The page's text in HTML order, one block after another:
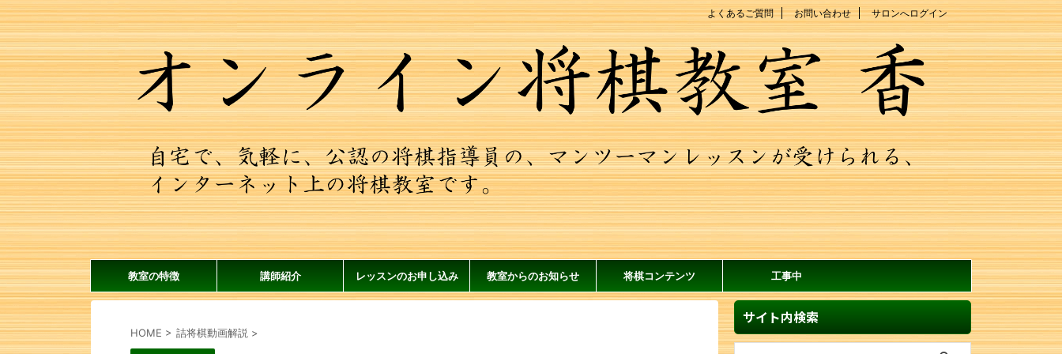
よくあるご質問 お問い合わせ サロンへログイン
教室の特徴 講師紹介 レッスンのお申し込み 教室からのお知らせ 将棋コンテンツ 工事中
HOME > 詰将棋動画解説 >
サイト内検索